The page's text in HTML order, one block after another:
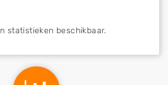
statistieken beschikbaar.